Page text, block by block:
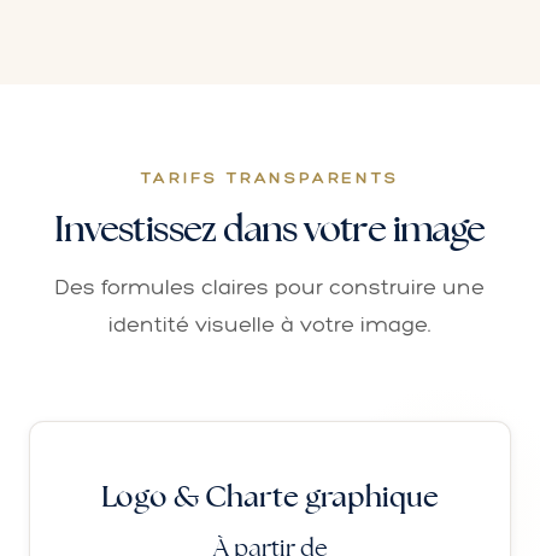
TARIFS TRANSPARENTS
Investissez dans votre image
Des formules claires pour construire une
identité visuelle à votre image.
Logo & Charte graphique
À partir de